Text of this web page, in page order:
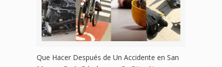
Que Hacer Después de Un Accidente en San